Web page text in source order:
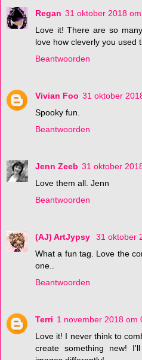
Regan 31 oktober 2018
Love it! There are so
love how cleverly you used
Beantwoorden
Vivian Foo 31 oktober
Spooky fun.
Beantwoorden
Jenn Zeeb 31 oktober
Love them all. Jenn
Beantwoorden
(AJ) ArtJypsy
31 oktober
What a fun tag. Love the
one..
Beantwoorden
Terri 1 november 2018 om
Love it! I never think to
create something new!